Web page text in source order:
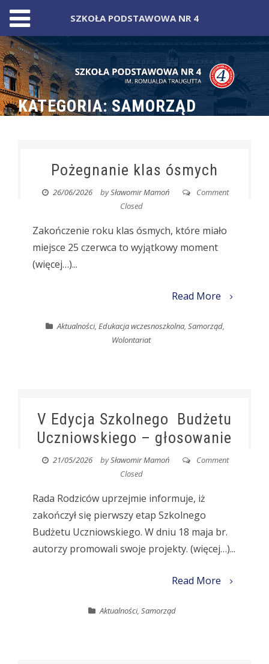
Skip
to
content
KATEGORIA:SAMORZĄD
Pożegnanie klas ósmych
26/06/2026 bySławomir Mamoń
Comment
Closed
Zakończenie roku klas ósmych, które miało
miejsce 25 czerwca to wyjątkowy moment
(więcej…)...
Read More
Aktualności,Edukacja wczesnoszkolna,Samorząd,
Wolontariat
V Edycja Szkolnego Budżetu
Uczniowskiego – głosowanie
21/05/2026 bySławomir Mamoń
Comment
Closed
Rada Rodziców uprzejmie informuje, iż
zakończył się pierwszy etap Szkolnego
Budżetu Uczniowskiego. W dniu 18 maja br.
autorzy promowali swoje projekty. (więcej…)...
Read More
Aktualności,Samorząd
SZKOŁA PODSTAWOWA NR 4